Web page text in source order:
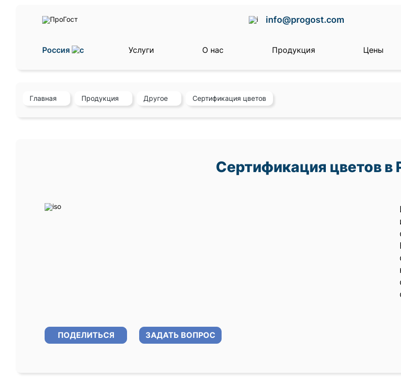
info@progost.com
Россия Услуги О нас Продукция Цены
Главная Продукция Другое Сертификация цветов
Сертификация цветов в
ПОДЕЛИТЬСЯ ЗАДАТЬ ВОПРОС